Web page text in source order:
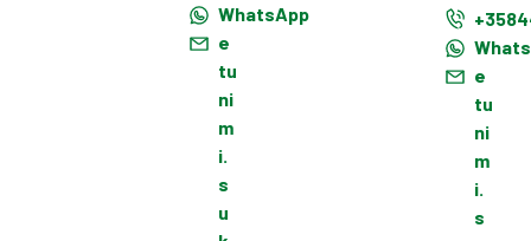
WhatsApp
e
tu
ni
m
i.
s
u
e
tu
ni
m
i.
s